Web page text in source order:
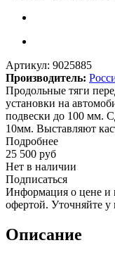
Артикул: 9025885
Производитель:
Продольные тяги
установки на
подвески до 100 мм.
10мм. Выставляют
Подробнее
25 500 руб
Нет в наличии
Подписаться
Информация о цене и
офертой. Уточняйте у
Описание